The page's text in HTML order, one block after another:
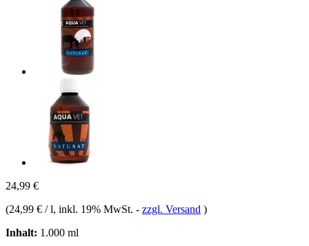
24,99 €
(24,99 € / l, inkl. 19% MwSt. - zzgl. Versand )
Inhalt: 1.000 ml